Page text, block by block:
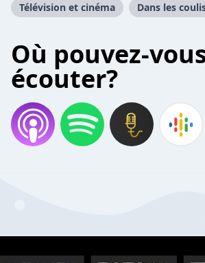
Télévision et cinéma Dans les
Où pouvez-
écouter?